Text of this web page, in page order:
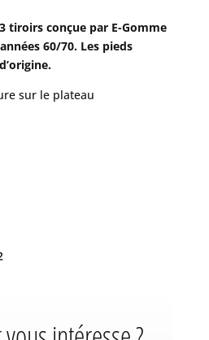
tiroirs conçue par E-Gomme
60/70. Les pieds
sur le plateau